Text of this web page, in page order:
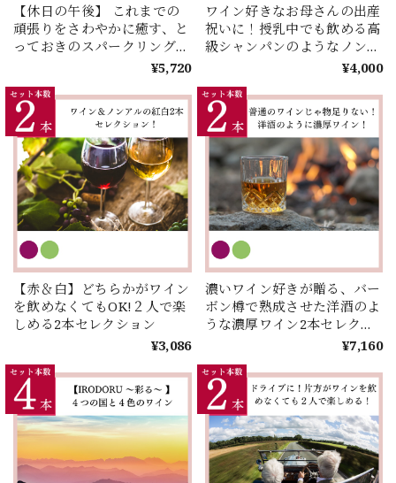
【休日の午後】 これまでの
頑張りをさわやかに癒す、と
っておきのスパークリングワ
¥5,720
ワイン好きなお母さんの出産
祝いに！授乳中でも飲める高
級シャンパンのようなノンア
¥4,000
【赤＆白】どちらかがワイン
を飲めなくてもOK!２人で楽
しめる2本セレクション
¥3,086
濃いワイン好きが贈る、バー
ボン樽で熟成させた洋酒のよ
うな濃厚ワイン2本セレクシ
¥7,160